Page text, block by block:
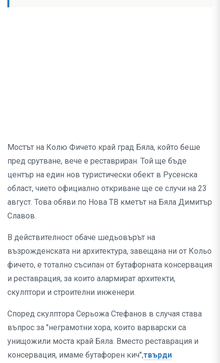
Мостът на Колю Фичето край град Бяла, който беше
пред срутване, вече е реставриран. Той ще бъде
център на един нов туристически обект в Русенска
област, чието официално откриване ще се случи на 23
август. Това обяви по Нова ТВ кметът на Бяла Димитър
Славов.
В действителност обаче шедьовърът на
възрожденската ни архитектура, завещана ни от Кольо
фичето, е тотално съсипан от бутафорната консервация
и реставрация, за които алармират архитекти,
скулптори и строителни инженери.
Според скулптора Серьожа Стефанов в случая става
въпрос за "неграмотни хора, които варварски са
унищожили моста край Бяла. Вместо реставрация и
консервация, имаме бутафорен кич",твърди